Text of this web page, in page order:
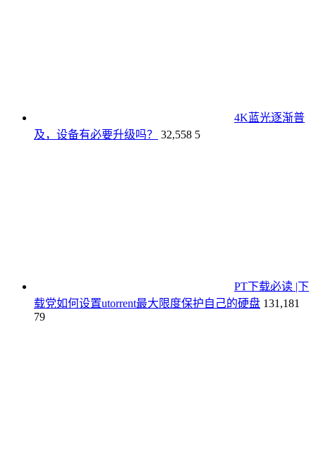
4K蓝光逐渐普
及，设备有必要升级吗？
32,558 5
PT下载必读 |下
载党如何设置utorrent最大限度保护自己的硬盘 131,181
79